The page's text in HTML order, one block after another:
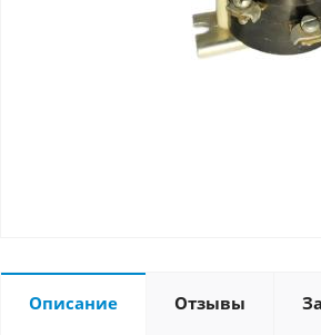
Описание Отзывы